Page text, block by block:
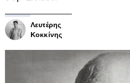
Λευτέρης
Κοκκίνης